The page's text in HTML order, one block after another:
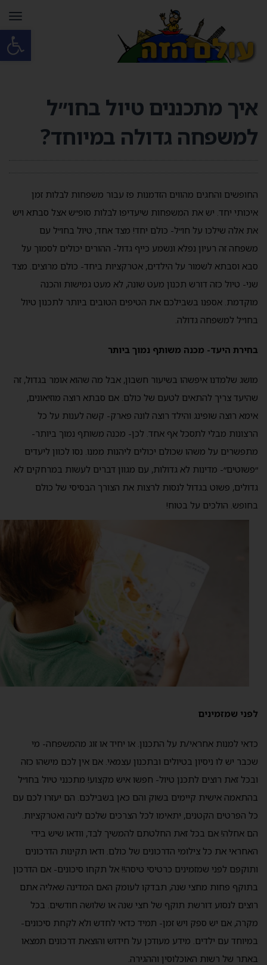
פתח
איך מתכננים טיול בחו״ל
למשפחה גדולה במיוחד?
החופשים והחגים מהווים הזדמנות פז עבור משפחות לבלות זמן
איכותי יחד. יש את המשפחות שיעדיפו לבלות סופ״ש אצל סבתא ויש
את אלה שילכו על חו״ל- כולם יחד! מצד אחד, טיול בחו״ל עם
משפחה זה רעיון נפלא ונשמע כייף גדול- ההורים יכולים לסמוך על
סבא וסבתא לשמור על הילדים, אטרקציות ביחד- כולם מרוצים. מצד
שני- טיול כזה דורש תכנון מעט שונה, לא מעט גמישות והכנה
מוקדמת. אספנו בשבילכם את הטיפים הטובים ביותר לתכנון טיול
בחו״ל למשפחה גדולה.
בחירת היעד- מכנה משותף נמוך ביותר
מושג שלמדנו איפשהו בשיעור חשבון, אבל מה שהוא אומר בגדול, זה
שהיעד צריך להתאים לטעם של כולם. אם סבתא רוצה מוזיאונים,
אימא רוצה שופינג והילד רוצה לונה פארק- קשה לענות על כל
הרצונות מבלי לתסכל אף אחד. לכן- מכנה משותף נמוך ביותר-
מתפשרים על משהו שכולם יכולים ליהנות ממנו. נסו לכוון ליעדים
״פשוטים״- מדינות לא גדולות, עם מגוון דברים לעשות במרחקים לא
גדולים, פשוט בגדול לנסות לרצות את הצורך הבסיסי של כולם
בחופש. הולכים על בטוח!
לפני שמזמינים
כדאי למנות אחראי/ת על התכנון. או יחיד או זוג מהמשפחה- מי
שכבר יש לו ניסיון בטיולים ובתכנון עצמאי. אם אין לכם מישהו כזה
ובכל זאת רוצים לתכנן טיול- חפשו איש מקצוע! מתכנני טיול בחו״ל
בהתאמה אישית קיימים בשוק והם כאן בשבילכם. הם יעזרו לכם עם
כל הפרטים הקטנים, יתאימו לכל הצרכים שלכם לינה ואטרקציות.
הם אחלה! אם בכל זאת החלטתם להמשיך לבד, וודאו שיש בידי
האחראי את כל צילומי הדרכונים של כולם. ודאו תקינות הדרכונים
ותוקפם לפני שמזמינים כרטיסי טיסה!! אל תקחו סיכונים- אם הדרכון
בתוקף פחות מחצי שנה, תבדקו לעומק האם המדינה שאליה אתם
רוצים לנסוע דורשת תוקף של חצי שנה או שלושה חודשים. בכל
מקרה, אם יש ספק ויש זמן- תמיד כדאי לחדש ולא לקחת סיכונים-
במיוחד עם ילדים. מידע מעודכן על חידוש והוצאת דרכונים תמצאו
באתר של רשות האוכלוסין וההגירה.